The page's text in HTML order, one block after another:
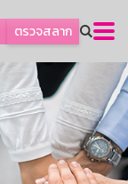
ตรวจสลาก